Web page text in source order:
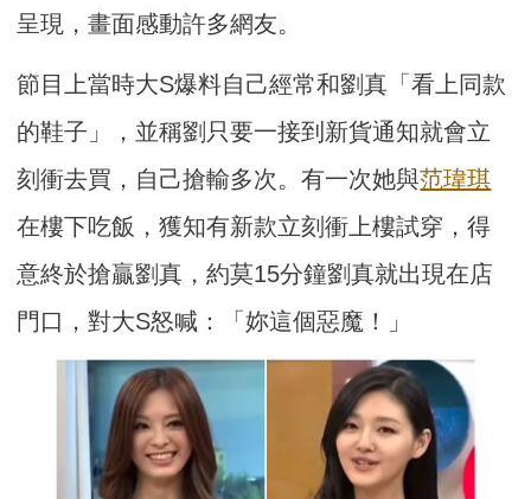
呈現，畫面感動許多網友。
節目上當時大S爆料自己經常和劉真「看上同款
的鞋子」，並稱劉只要一接到新貨通知就會立
刻衝去買，自己搶輸多次。有一次她與范瑋琪
在樓下吃飯，獲知有新款立刻衝上樓試穿，得
意終於搶贏劉真，約莫15分鐘劉真就出現在店
門口，對大S怒喊：「妳這個惡魔！」